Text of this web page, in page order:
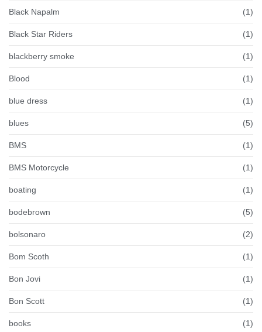
Black Napalm (1)
Black Star Riders (1)
blackberry smoke (1)
Blood (1)
blue dress (1)
blues (5)
BMS (1)
BMS Motorcycle (1)
boating (1)
bodebrown (5)
bolsonaro (2)
Bom Scoth (1)
Bon Jovi (1)
Bon Scott (1)
books (1)